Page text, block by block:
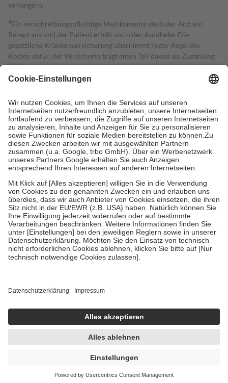
verlängern.
4Für verschreibungspflichtige Medikamente stellt der Arzt ein
Rezept aus und der Patient erhält sie in der Apotheke. Die
gesetzliche Krankenversicherung übernimmt in der Regel die
Kosten dafür, der Versicherte trägt einen Teil davon als Zuzahlung
mit.
Grundsätzlich leisten Mitglieder Zuzahlungen in Höhe von zehn
höchstens zehn Euro.
Es sind jedoch nie mehr als die tatsächlichen
Kosten der Leistung zu entrichten.
Diese Regeln gelten grundsätzlich auch für Online-Apotheken.
Bei Heilmitteln und häuslicher Krankenpflege beträgt die
Zuzahlung zehn Prozent der Kosten sowie zehn Euro je
Verordnung.
Um das Engagement der Versicherten für ihre eigene Gesundheit zu
stärken und die besondere Stellung der Familie zu unterstützen,
fallenkeine Zuzahlungenan bei:
• Kindern und Jugendlichen bis zum vollendeten 18. Lebensjahr
mit Ausnahme der Fahrkosten
• Untersuchungen zur Vorsorge und Früherkennung, die von der
GKV getragen werden
• empfohlenen Schutzimpfungen
• Harn- und Blutteststreifen
getroffen, um sicherzustellen, dass es sich um echte Bewertungen
https://help.etrusted.com/hc/de/articles/4419944605341
Einige Bilder und Inhalte wurden unter Zuhilfenahme künstlicher